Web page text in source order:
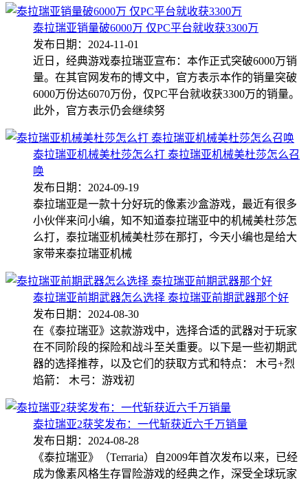
泰拉瑞亚销量破6000万 仅PC平台就收获3300万
发布日期：2024-11-01
近日，经典游戏泰拉瑞亚宣布：本作正式突破6000万销
量。在其官网发布的博文中，官方表示本作的销量突破
6000万份达6070万份，仅PC平台就收获3300万的销量。
此外，官方表示仍会继续努
泰拉瑞亚机械美杜莎怎么打 泰拉瑞亚机械美杜莎怎么召
唤
发布日期：2024-09-19
泰拉瑞亚是一款十分好玩的像素沙盒游戏，最近有很多
小伙伴来问小编，知不知道泰拉瑞亚中的机械美杜莎怎
么打，泰拉瑞亚机械美杜莎在那打，今天小编也是给大
家带来泰拉瑞亚机械
泰拉瑞亚前期武器怎么选择 泰拉瑞亚前期武器那个好
发布日期：2024-08-30
在《泰拉瑞亚》这款游戏中，选择合适的武器对于玩家
在不同阶段的探险和战斗至关重要。以下是一些初期武
器的选择推荐，以及它们的获取方式和特点： 木弓+烈
焰箭： 木弓：游戏初
泰拉瑞亚2获奖发布：一代斩获近六千万销量
发布日期：2024-08-28
《泰拉瑞亚》（Terraria）自2009年首次发布以来，已经
成为像素风格生存冒险游戏的经典之作，深受全球玩家